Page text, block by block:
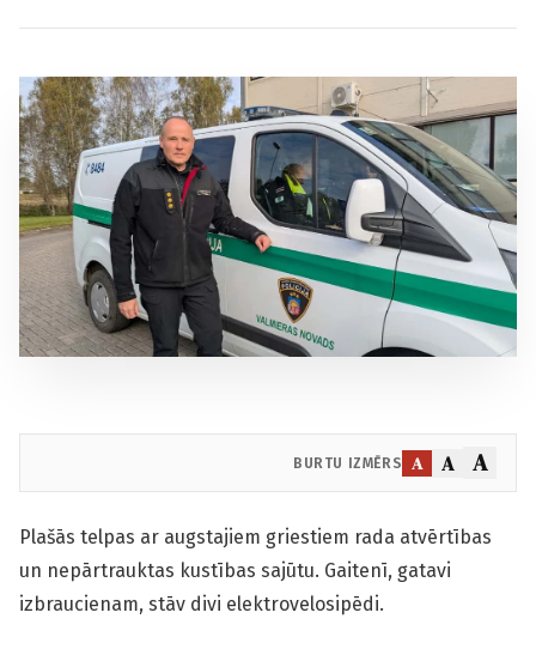
BURTU IZMĒRS A A A
Plašās telpas ar augstajiem griestiem rada atvērtības
un nepārtrauktas kustības sajūtu. Gaitenī, gatavi
izbraucienam, stāv divi elektrovelosipēdi.